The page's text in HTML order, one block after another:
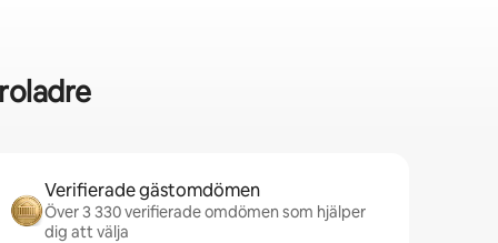
Verifierade gästomdömen
Över 3 330 verifierade omdömen som hjälper
dig att välja